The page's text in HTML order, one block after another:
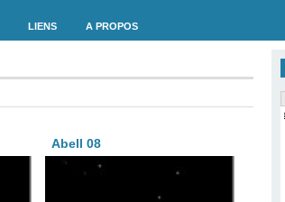
LIENS A PROPOS
Abell 08